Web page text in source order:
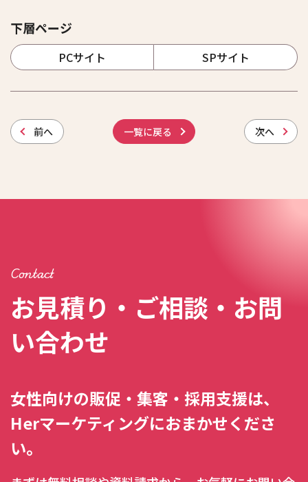
下層ページ
PCサイト SPサイト
前へ 一覧に戻る 次へ
Contact
お見積り・ご相談・お問
い合わせ
女性向けの販促・集客・採用支援は、
Herマーケティングにおまかせくださ
い。